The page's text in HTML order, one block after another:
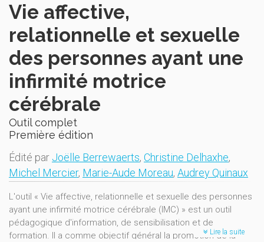
Vie affective,
relationnelle et sexuelle
des personnes ayant une
infirmité motrice
cérébrale
Outil complet
Première édition
Édité par Joëlle Berrewaerts, Christine Delhaxhe,
Michel Mercier, Marie-Aude Moreau, Audrey Quinaux
L'outil « Vie affective, relationnelle et sexuelle des personnes
ayant une infirmité motrice cérébrale (IMC) » est un outil
pédagogique d'information, de sensibilisation et de
formation. Il a comme objectif général la promotion de la
Lire la suite